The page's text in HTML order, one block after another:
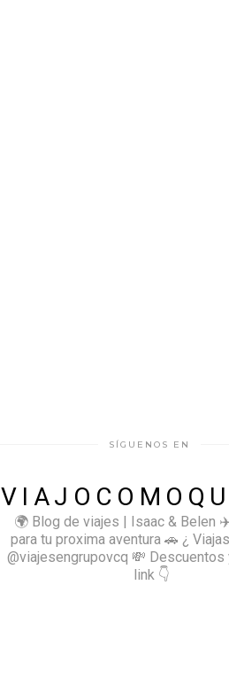
SÍGUENOS EN
🌍 Blog de viajes | Isaac & Belen
para tu proxima aventura 🚗 ¿ Viajas
@viajesengrupovcq 💸 Descuentos
link 👇